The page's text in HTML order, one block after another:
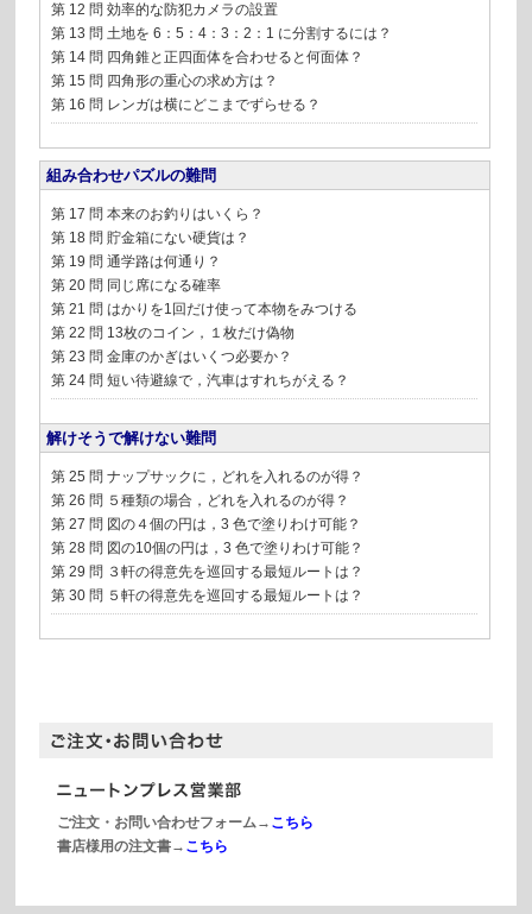
第 12 問 効率的な防犯カメラの設置
第 13 問 土地を 6：5：4：3：2：1 に分割するには？
第 14 問 四角錐と正四面体を合わせると何面体？
第 15 問 四角形の重心の求め方は？
第 16 問 レンガは横にどこまでずらせる？
組み合わせパズルの難問
第 17 問 本来のお釣りはいくら？
第 18 問 貯金箱にない硬貨は？
第 19 問 通学路は何通り？
第 20 問 同じ席になる確率
第 21 問 はかりを1回だけ使って本物をみつける
第 22 問 13枚のコイン，１枚だけ偽物
第 23 問 金庫のかぎはいくつ必要か？
第 24 問 短い待避線で，汽車はすれちがえる？
解けそうで解けない難問
第 25 問 ナップサックに，どれを入れるのが得？
第 26 問 ５種類の場合，どれを入れるのが得？
第 27 問 図の４個の円は，3 色で塗りわけ可能？
第 28 問 図の10個の円は，3 色で塗りわけ可能？
第 29 問 ３軒の得意先を巡回する最短ルートは？
第 30 問 ５軒の得意先を巡回する最短ルートは？
ご注文・お問い合わせフォーム→ こちら
書店様用の注文書→ こちら